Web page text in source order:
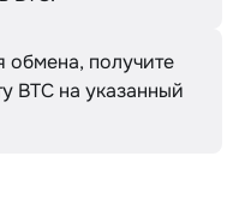
получите
BTC на указанный